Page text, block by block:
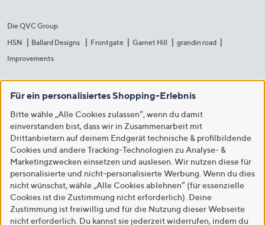
Die QVC Group
HSN
Ballard Designs Frontgate Garnet Hill
grandin road
Improvements
Für ein personalisiertes Shopping-Erlebnis
Bitte wähle „Alle Cookies zulassen“, wenn du damit
einverstanden bist, dass wir in Zusammenarbeit mit
Drittanbietern auf deinem Endgerät technische & profilbildende
Cookies und andere Tracking-Technologien zu Analyse- &
Marketingzwecken einsetzen und auslesen. Wir nutzen diese für
personalisierte und nicht-personalisierte Werbung. Wenn du dies
nicht wünschst, wähle „Alle Cookies ablehnen“ (für essenzielle
Cookies ist die Zustimmung nicht erforderlich). Deine
Zustimmung ist freiwillig und für die Nutzung dieser Webseite
nicht erforderlich. Du kannst sie jederzeit widerrufen, indem du